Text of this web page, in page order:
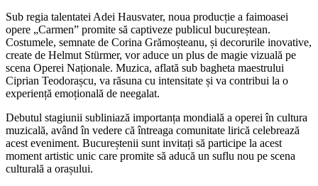
Sub regia talentatei Adei Hausvater, noua producție a faimoasei
opere „Carmen” promite să captiveze publicul bucureștean.
Costumele, semnate de Corina Grămoșteanu, și decorurile inovative,
create de Helmut Stürmer, vor aduce un plus de magie vizuală pe
scena Operei Naționale. Muzica, aflată sub bagheta maestrului
Ciprian Teodorașcu, va răsuna cu intensitate și va contribui la o
experiență emoțională de neegalat.
Debutul stagiunii subliniază importanța mondială a operei în cultura
muzicală, având în vedere că întreaga comunitate lirică celebrează
acest eveniment. Bucureștenii sunt invitați să participe la acest
moment artistic unic care promite să aducă un suflu nou pe scena
culturală a orașului.